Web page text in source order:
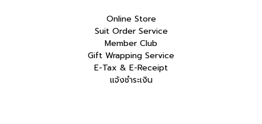
Online Store
Suit Order Service
Member Club
Gift Wrapping Service
E-Tax & E-Receipt
แจ้งชำระเงิน